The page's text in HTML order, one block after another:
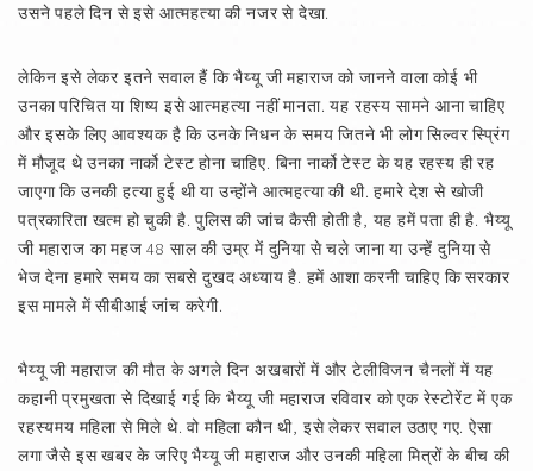
उसने पहले दिन से इसे आत्महत्या की नजर से देखा.
लेकिन इसे लेकर इतने सवाल हैं कि भैय्यू जी महाराज को जानने वाला कोई भी
उनका परिचित या शिष्य इसे आत्महत्या नहीं मानता. यह रहस्य सामने आना चाहिए
और इसके लिए आवश्यक है कि उनके निधन के समय जितने भी लोग सिल्वर स्प्रिंग
में मौजूद थे उनका नार्को टेस्ट होना चाहिए. बिना नार्को टेस्ट के यह रहस्य ही रह
जाएगा कि उनकी हत्या हुई थी या उन्होंने आत्महत्या की थी. हमारे देश से खोजी
पत्रकारिता खत्म हो चुकी है. पुलिस की जांच कैसी होती है, यह हमें पता ही है. भैय्यू
जी महाराज का महज 48 साल की उम्र में दुनिया से चले जाना या उन्हें दुनिया से
भेज देना हमारे समय का सबसे दुखद अध्याय है. हमें आशा करनी चाहिए कि सरकार
इस मामले में सीबीआई जांच करेगी.
भैय्यू जी महाराज की मौत के अगले दिन अखबारों में और टेलीविजन चैनलों में यह
कहानी प्रमुखता से दिखाई गई कि भैय्यू जी महाराज रविवार को एक रेस्टोरेंट में एक
रहस्यमय महिला से मिले थे. वो महिला कौन थी, इसे लेकर सवाल उठाए गए. ऐसा
लगा जैसे इस खबर के जरिए भैय्यू जी महाराज और उनकी महिला मित्रों के बीच की